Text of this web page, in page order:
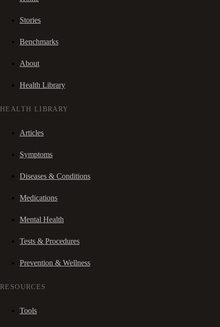
Stories
Benchmarks
About
Health Library
HEALTH LIBRARY
Articles
Symptoms
Diseases & Conditions
Medications
Mental Health
Tests & Procedures
Prevention & Wellness
RESOURCES
Tools